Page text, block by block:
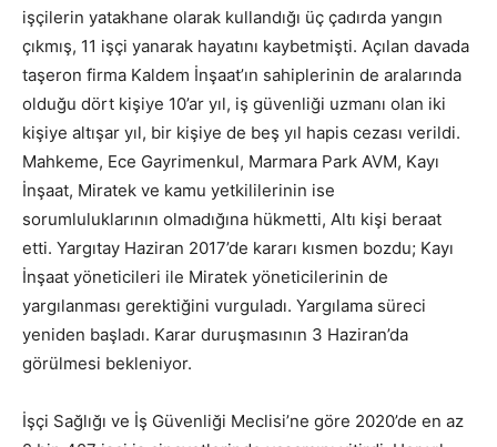
işçilerin yatakhane olarak kullandığı üç çadırda yangın
çıkmış, 11 işçi yanarak hayatını kaybetmişti. Açılan davada
taşeron firma Kaldem İnşaat’ın sahiplerinin de aralarında
olduğu dört kişiye 10’ar yıl, iş güvenliği uzmanı olan iki
kişiye altışar yıl, bir kişiye de beş yıl hapis cezası verildi.
Mahkeme, Ece Gayrimenkul, Marmara Park AVM, Kayı
İnşaat, Miratek ve kamu yetkililerinin ise
sorumluluklarının olmadığına hükmetti, Altı kişi beraat
etti. Yargıtay Haziran 2017’de kararı kısmen bozdu; Kayı
İnşaat yöneticileri ile Miratek yöneticilerinin de
yargılanması gerektiğini vurguladı. Yargılama süreci
yeniden başladı. Karar duruşmasının 3 Haziran’da
görülmesi bekleniyor.
İşçi Sağlığı ve İş Güvenliği Meclisi’ne göre 2020’de en az